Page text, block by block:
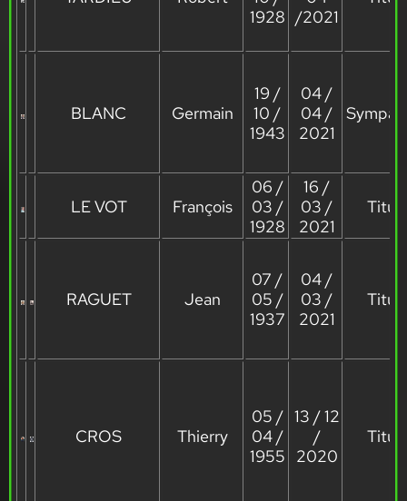
1928 /2021
BLANC Germain
19 /
10 /
1943
04 /
04 /
2021
LE VOT François
06 /
03 /
1928
16 /
03 /
2021
RAGUET Jean
07 /
05 /
1937
04 /
03 /
2021
CROS Thierry
05 /
04 /
1955
13 / 12
/
2020